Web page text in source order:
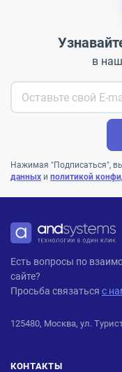
в
Нажимая "Подписаться",
данных и политикой
ANDPRO
Есть вопросы по
сайте?
Просьба связаться с
125480, Москва, ул.
КОНТАКТЫ